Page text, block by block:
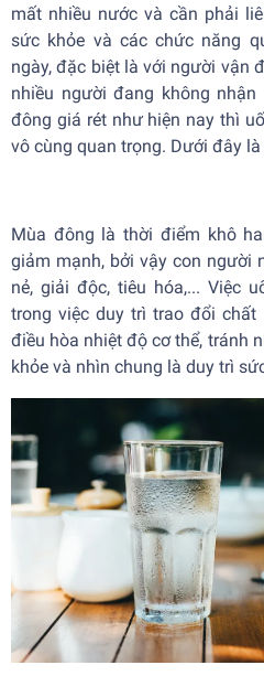
mất nhiều nước và cần phải
sức khỏe và các chức năng
ngày, đặc biệt là với người vận
nhiều người đang không
đông giá rét như hiện nay thì
vô cùng quan trọng. Dưới đây
Mùa đông là thời điểm khô
giảm mạnh, bởi vậy con người
nẻ, giải độc, tiêu hóa,... Việc
trong việc duy trì trao đổi
điều hòa nhiệt độ cơ thể, tránh
khỏe và nhìn chung là duy trì